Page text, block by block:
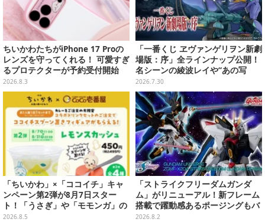
ちいかわたちがiPhone 17 Proの
レンズを守ってくれる！ 可愛すぎ
るプロテクターが予約受付開始
2026.8.3
「一番くじ ヱヴァンゲリヲン新劇
場版：序」全ラインナップ公開！
名シーンの綾波レイや“あの写
真”の葛城ミサトフィギュアほ
か、場面写クリアファイルなど
2026.7.30
「ちいかわ」×「ココイチ」キャ
ンペーン第2弾が8月7日スター
ト！「うさぎ」や「モモンガ」の
スプーン置きをGETしよう
2026.8.5
「ストライクフリーダムガンダ
ム」がリニューアル！新フレーム
搭載で躍動感あるポージングもバ
ッチリ
2026.8.2